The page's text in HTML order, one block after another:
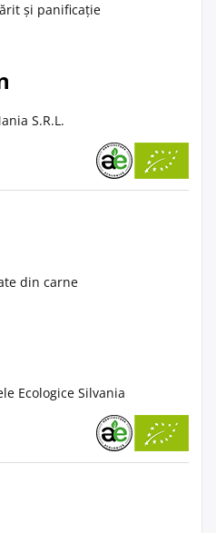
și panificație
S.R.L.
din carne
Ecologice Silvania